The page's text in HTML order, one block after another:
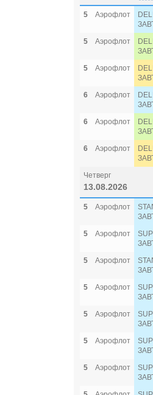
5 Аэрофлот
5
Аэрофлот
5
Аэрофлот
6
Аэрофлот
6
Аэрофлот
6
Аэрофлот
Четверг
13.08.2026
5 Аэрофлот
5
Аэрофлот
5
Аэрофлот
5
Аэрофлот
5
Аэрофлот
5
Аэрофлот
5
Аэрофлот